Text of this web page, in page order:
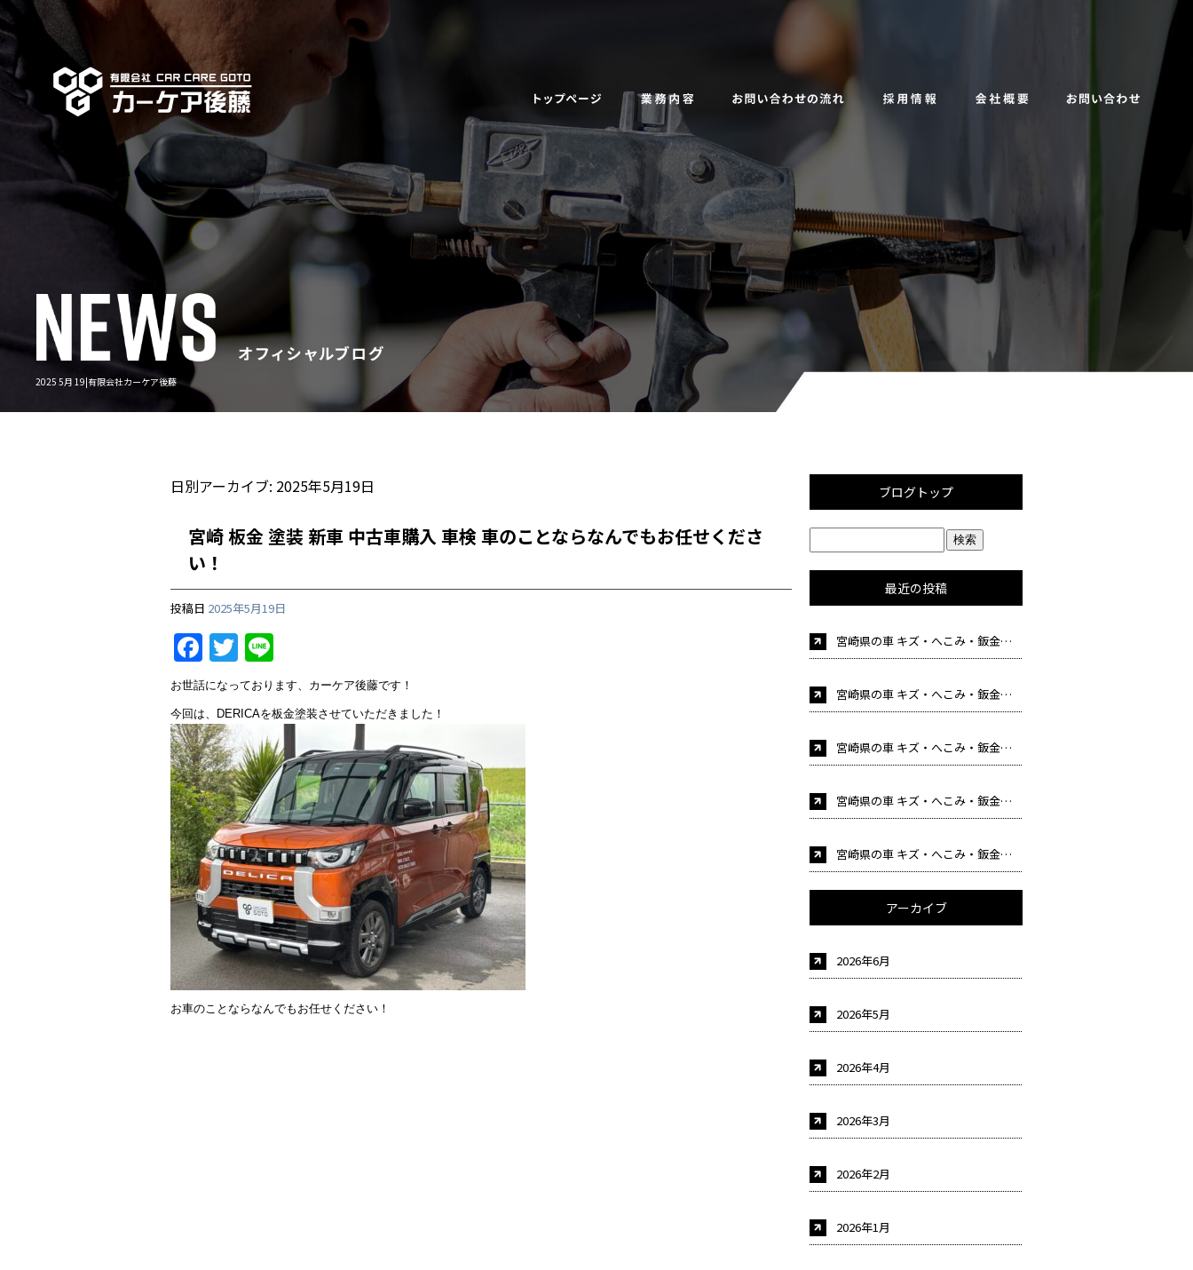
2025 5月 19|有限会社カーケア後藤
日別アーカイブ: 2025年5月19日
宮崎 板金 塗装 新車 中古車購入 車検 車のことならなんでもお任せくださ
い！
投稿日 2025年5月19日
F
a
c
e
b
o
o
k
T
w
itt
er
n
e
お世話になっております、カーケア後藤です！
今回は、DERICAを板金塗装させていただきました！
お車のことならなんでもお任せください！
ブログトップ
最近の投稿
宮崎県の車 キズ・へこみ・鈑金塗装・事故修理 車検 自動車販売はカーケア後藤にお任せください！（自
宮崎県の車 キズ・へこみ・鈑金塗装・事故修理 車検 自動車販売はカーケア後藤にお任せください！（自動車整備士募集中！)
宮崎県の車 キズ・へこみ・鈑金塗装・事故修理 車検 自動車販売はカーケア後藤にお任せください！（自動車整備士募集中！)
宮崎県の車 キズ・へこみ・鈑金塗装・事故修理 車検 自動車販売はカーケア後藤にお任せください！（自動車整備士募集中！)
宮崎県の車 キズ・へこみ・鈑金塗装・事故修理 車検 自動車販売はカーケア後藤にお任せください！（自動車整備士募集中！)
アーカイブ
2026年6月
2026年5月
2026年4月
2026年3月
2026年2月
2026年1月